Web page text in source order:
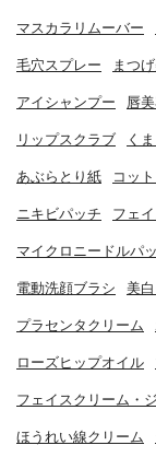
マスカラリムーバー
毛穴スプレー まつ
アイシャンプー 唇
リップスクラブ く
あぶらとり紙 コッ
ニキビパッチ フェ
マイクロニードルパ
電動洗顔ブラシ 美
プラセンタクリーム
ローズヒップオイル
フェイスクリーム・
ほうれい線クリーム